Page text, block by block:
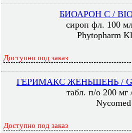
БИОАРОН C /
сироп фл. 100
Phytopharm
Доступно под заказ
ГЕРИМАКС ЖЕНЬШЕНЬ /
табл. п/о 200 мг
Nycomed
Доступно под заказ